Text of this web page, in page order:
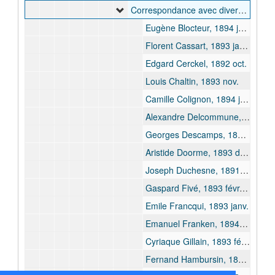
Correspondance avec divers agents de l'EIC, 1891-1895
Eugène Blocteur, 1894 juill.
Florent Cassart, 1893 janv., 1893 août, 1894 juin.
Edgard Cerckel, 1892 oct.
Louis Chaltin, 1893 nov.
Camille Colignon, 1894 janv.
Alexandre Delcommune, 1892 déc. - 1893 janv.
Georges Descamps, 1894 févr., [1894 avr.]
Aristide Doorme, 1893 déc.-1894 janv., 1895 janv.-1895 avr.
Joseph Duchesne, 1891 juill. - 1894 mrs.
Gaspard Fivé, 1893 févr. - 1893 juill.
Emile Francqui, 1893 janv.
Emanuel Franken, 1894 févr. - 1894 mars
Cyriaque Gillain, 1893 févr. - 1895 févr.
Fernand Hambursin, 1893 oct. - 1895 avr.